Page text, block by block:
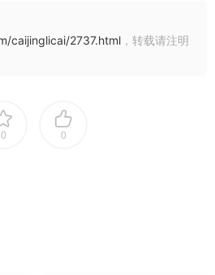
caijinglicai/2737.html ，转载请注明
0 0